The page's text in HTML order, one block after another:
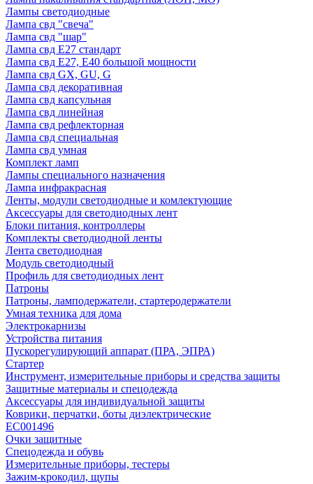
Лампы светодиодные
Лампа свд "свеча"
Лампа свд "шар"
Лампа свд E27 стандарт
Лампа свд E27, Е40 большой мощности
Лампа свд GX, GU, G
Лампа свд декоративная
Лампа свд капсульная
Лампа свд линейная
Лампа свд рефлекторная
Лампа свд специальная
Лампа свд умная
Комплект ламп
Лампы специального назначения
Лампа инфракрасная
Ленты, модули светодиодные и комлектующие
Аксессуары для светодиодных лент
Блоки питания, контроллеры
Комплекты светодиодной ленты
Лента светодиодная
Модуль светодиодный
Профиль для светодиодных лент
Патроны
Патроны, ламподержатели, стартеродержатели
Умная техника для дома
Электрокарнизы
Устройства питания
Пускорегулирующий аппарат (ПРА, ЭПРА)
Стартер
Инструмент, измерительные приборы и средства защиты
Защитные материалы и спецодежда
Аксессуары для индивидуальной защиты
Коврики, перчатки, боты диэлектрические
EC001496
Очки защитные
Спецодежда и обувь
Измерительные приборы, тестеры
Зажим-крокодил, щупы